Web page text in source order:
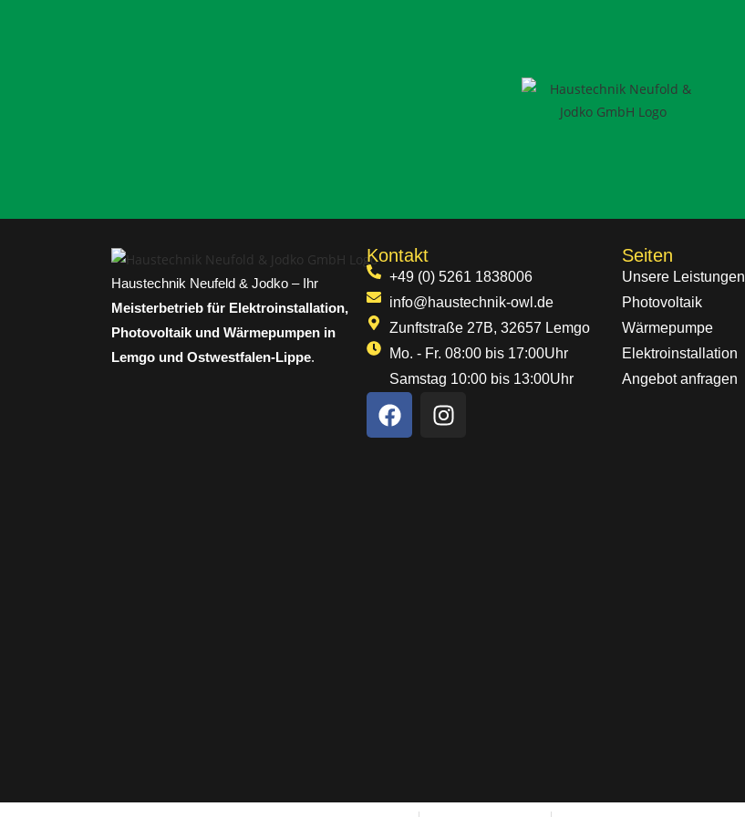
Haustechnik Neufeld & Jodko – Ihr
Meisterbetrieb für Elektroinstallation,
Photovoltaik und Wärmepumpen in
Lemgo und Ostwestfalen-Lippe.
Kontakt
+49 (0) 5261 1838006
info@haustechnik-owl.de
Zunftstraße 27B, 32657 Lemgo
Mo. - Fr. 08:00 bis 17:00Uhr
Samstag 10:00 bis 13:00Uhr
Seiten
Unsere Leistungen
Photovoltaik
Wärmepumpe
Elektroinstallation
Angebot anfragen